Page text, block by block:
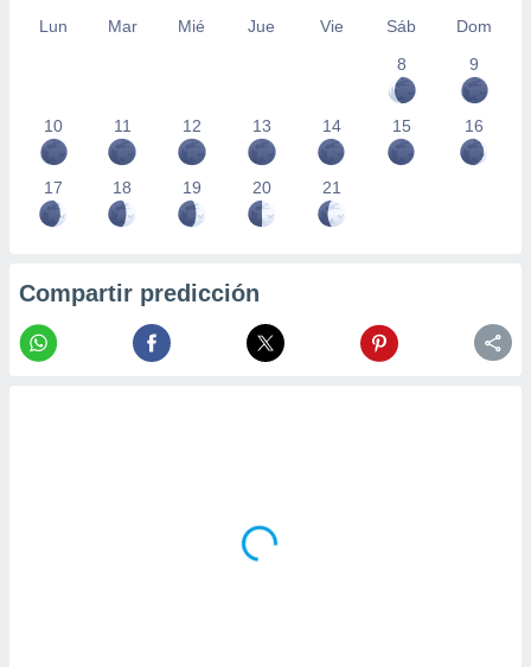
Lun Mar Mié Jue Vie Sáb
Dom
8
9
10 11 12 13 14 15 16
17 18 19 20 21
Compartir predicción